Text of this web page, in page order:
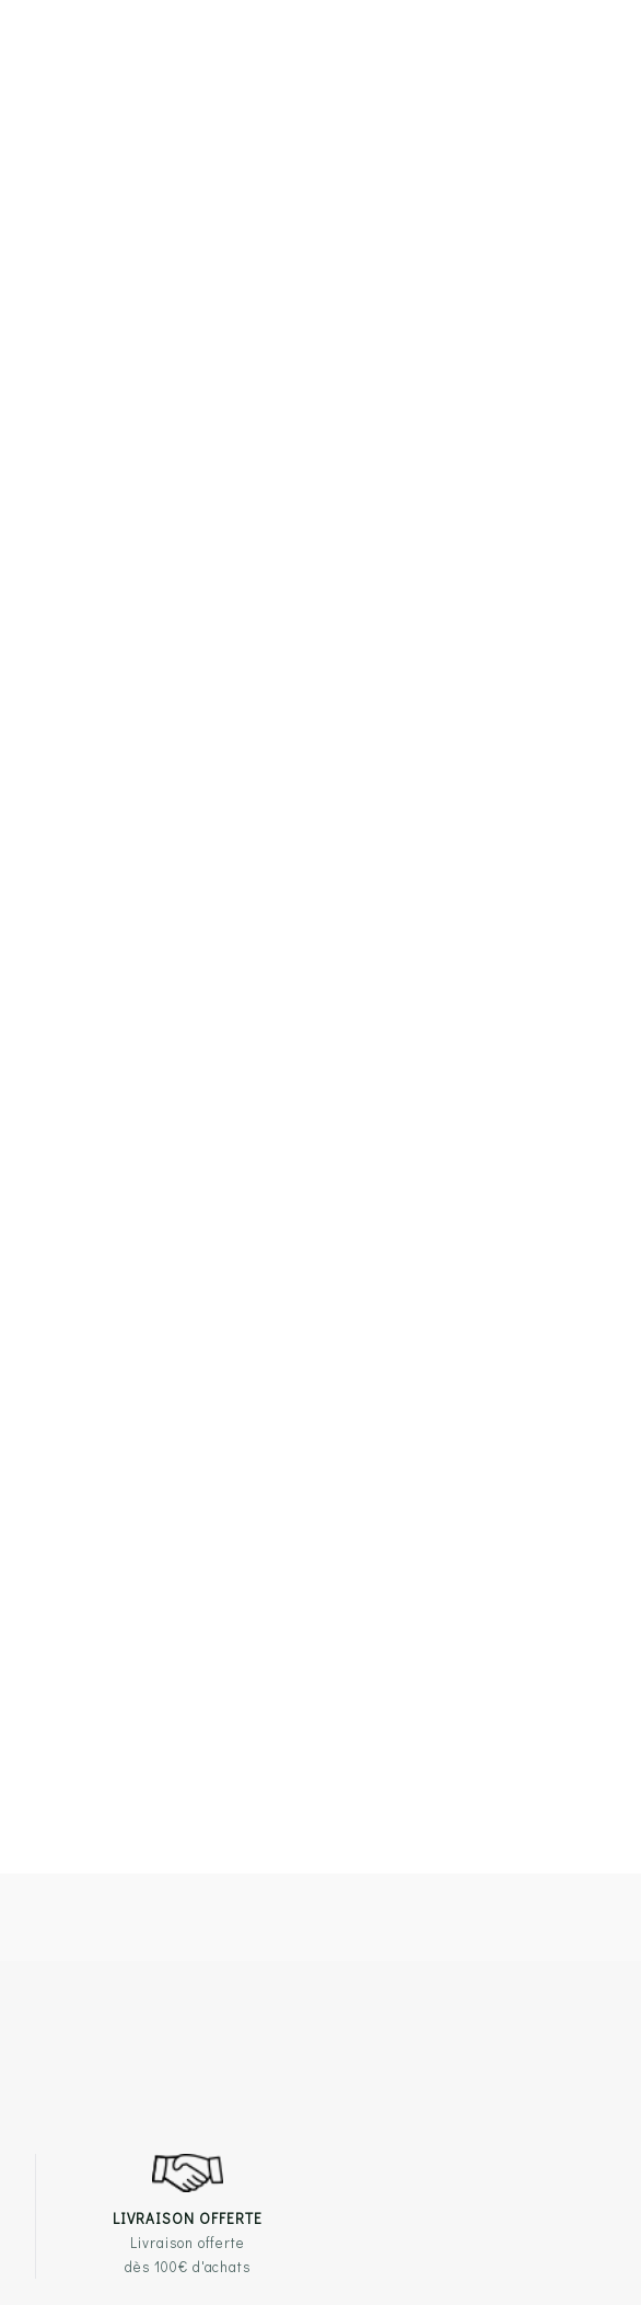
LIVRAISON OFFERTE
Livraison offerte
dès 100€ d'achats
LIENS UTILES